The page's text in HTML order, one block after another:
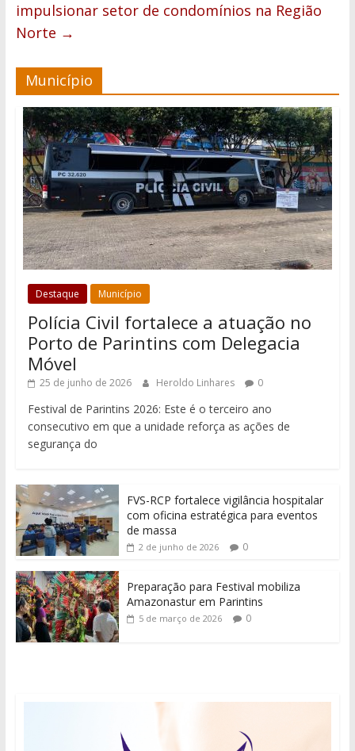
impulsionar setor de condomínios na Região
Norte →
Município
Destaque Município
Polícia Civil fortalece a atuação no
Porto de Parintins com Delegacia
Móvel
25 de junho de 2026 Heroldo Linhares 0
Festival de Parintins 2026: Este é o terceiro ano
consecutivo em que a unidade reforça as ações de
segurança do
FVS-RCP fortalece vigilância hospitalar
com oficina estratégica para eventos
de massa
2 de junho de 2026 0
Preparação para Festival mobiliza
Amazonastur em Parintins
5 de março de 2026 0